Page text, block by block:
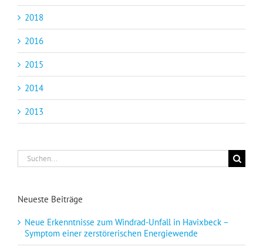
2018
2016
2015
2014
2013
Suche
nach:
Neueste Beiträge
Neue Erkenntnisse zum Windrad-Unfall in Havixbeck –
Symptom einer zerstörerischen Energiewende